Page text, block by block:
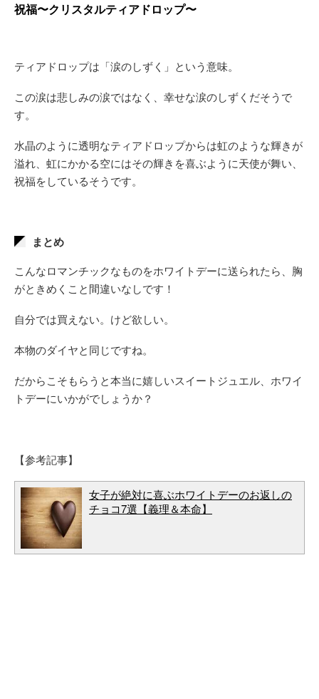
祝福〜クリスタルティアドロップ〜
ティアドロップは「涙のしずく」という意味。
この涙は悲しみの涙ではなく、幸せな涙のしずくだそうで
す。
水晶のように透明なティアドロップからは虹のような輝きが
溢れ、虹にかかる空にはその輝きを喜ぶように天使が舞い、
祝福をしているそうです。
まとめ
こんなロマンチックなものをホワイトデーに送られたら、胸
がときめくこと間違いなしです！
自分では買えない。けど欲しい。
本物のダイヤと同じですね。
だからこそもらうと本当に嬉しいスイートジュエル、ホワイ
トデーにいかがでしょうか？
【参考記事】
女子が絶対に喜ぶホワイトデーのお返しの
チョコ7選【義理＆本命】